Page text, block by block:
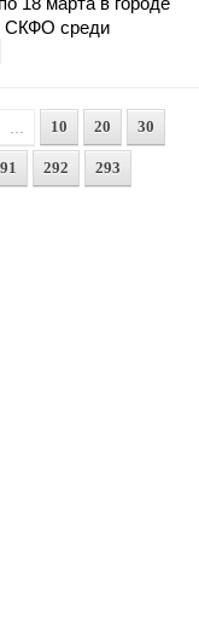
СКФО среди
10 20 30
292 293